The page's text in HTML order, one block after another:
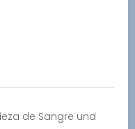
de Sangre und